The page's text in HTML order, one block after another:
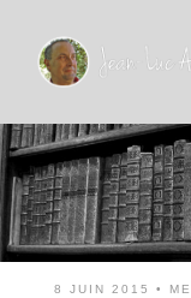
8 JUIN 2015 •